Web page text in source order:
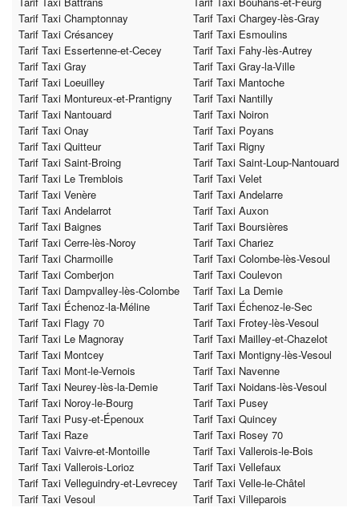
Tarif Taxi Champtonnay
Tarif Taxi Chargey-lès-Gray
Tarif Taxi Crésancey
Tarif Taxi Esmoulins
Tarif Taxi Essertenne-et-Cecey
Tarif Taxi Fahy-lès-Autrey
Tarif Taxi Gray
Tarif Taxi Gray-la-Ville
Tarif Taxi Loeuilley
Tarif Taxi Mantoche
Tarif Taxi Montureux-et-Prantigny
Tarif Taxi Nantilly
Tarif Taxi Nantouard
Tarif Taxi Noiron
Tarif Taxi Onay
Tarif Taxi Poyans
Tarif Taxi Quitteur
Tarif Taxi Rigny
Tarif Taxi Saint-Broing
Tarif Taxi Saint-Loup-Nantouard
Tarif Taxi Le Tremblois
Tarif Taxi Velet
Tarif Taxi Venère
Tarif Taxi Andelarre
Tarif Taxi Andelarrot
Tarif Taxi Auxon
Tarif Taxi Baignes
Tarif Taxi Boursières
Tarif Taxi Cerre-lès-Noroy
Tarif Taxi Chariez
Tarif Taxi Charmoille
Tarif Taxi Colombe-lès-Vesoul
Tarif Taxi Comberjon
Tarif Taxi Coulevon
Tarif Taxi Dampvalley-lès-Colombe
Tarif Taxi La Demie
Tarif Taxi Échenoz-la-Méline
Tarif Taxi Échenoz-le-Sec
Tarif Taxi Flagy 70
Tarif Taxi Frotey-lès-Vesoul
Tarif Taxi Le Magnoray
Tarif Taxi Mailley-et-Chazelot
Tarif Taxi Montcey
Tarif Taxi Montigny-lès-Vesoul
Tarif Taxi Mont-le-Vernois
Tarif Taxi Navenne
Tarif Taxi Neurey-lès-la-Demie
Tarif Taxi Noidans-lès-Vesoul
Tarif Taxi Noroy-le-Bourg
Tarif Taxi Pusey
Tarif Taxi Pusy-et-Épenoux
Tarif Taxi Quincey
Tarif Taxi Raze
Tarif Taxi Rosey 70
Tarif Taxi Vaivre-et-Montoille
Tarif Taxi Vallerois-le-Bois
Tarif Taxi Vallerois-Lorioz
Tarif Taxi Vellefaux
Tarif Taxi Velleguindry-et-Levrecey
Tarif Taxi Velle-le-Châtel
Tarif Taxi Vesoul
Tarif Taxi Villeparois